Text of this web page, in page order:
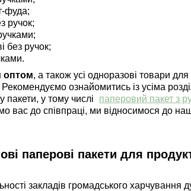
фуда;
ручок;
без ручок;
оптом, а також усі одноразові товари
ознайомитись із усіма
пакети, у тому числі
паперовий пакет з
вас до співпраці, ми відносимося до
паперові пакети для
закладів громадського